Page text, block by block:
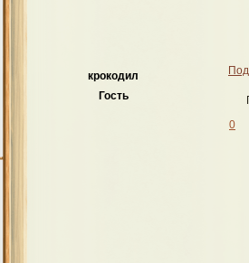
крокодил
Гость
0